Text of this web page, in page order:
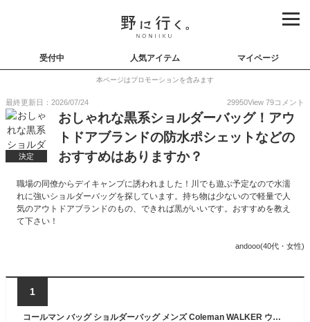
受付中 人気アイテム マイページ
本ページはプロモーションを含みます
最終更新日：2026/07/24 29950View 79コメント
決定
おしゃれな黒系ショルダーバッグ！アウ
トドアブランドの防水ポシェットなどの
おすすめはありますか？
職場の同僚からデイキャンプに誘われました！川でも遊ぶ予定なので水濡
れに強いショルダーバッグを探しています。持ち物は少ないので軽量で人
気のアウトドアブランドのもの、できれば黒がいいです。おすすめを教え
て下さい！
andooo(40代・女性)
1
コールマン バッグ ショルダーバッグ メンズ Coleman WALKER ウォーカー WALKER SHOULDER ウォーカーショルダー 斜め掛けバッグ A5 8L 撥水 軽量 レジャー ハイキング アウトドア フェス 旅行 普段使い スポーツ ブランド レディース 男女兼用 通学 通勤 カジュアル